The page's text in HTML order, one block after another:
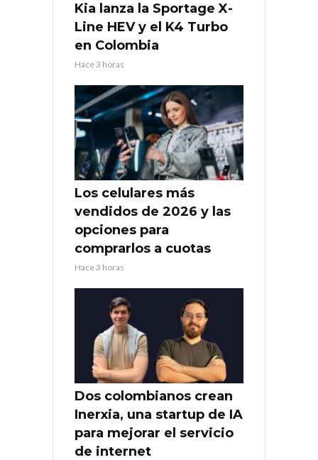
Kia lanza la Sportage X-
Line HEV y el K4 Turbo
en Colombia
Hace 3 horas
Los celulares más
vendidos de 2026 y las
opciones para
comprarlos a cuotas
Hace 3 horas
Dos colombianos crean
Inerxia, una startup de IA
para mejorar el servicio
de internet